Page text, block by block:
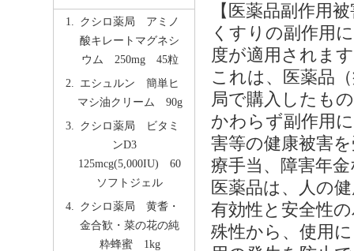
【医薬品副作用
くすりの副作用
度が適用されま
これは、医薬品
局で購入したも
かわらず副作用
害等の健康被害
療手当、障害年
医薬品は、人の
有効性と安全性
殊性から、使用
クシロ薬局 アミノ
酸キレートマグネシ
ウム 250mg 45粒
エシュルン 簡単ヒ
マシ油クリーム 90g
クシロ薬局 ビタミ
ンD3
125mcg(5,000IU) 60
ソフトジェル
クシロ薬局 黄耆・
金合歓・菜の花の純
粋蜂蜜 1kg